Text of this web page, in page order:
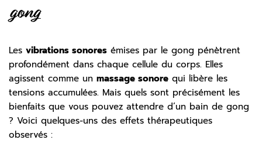
gong
Les vibrations sonores émises par le gong pénètrent
profondément dans chaque cellule du corps. Elles
agissent comme un massage sonore qui libère les
tensions accumulées. Mais quels sont précisément les
bienfaits que vous pouvez attendre d’un bain de gong
? Voici quelques-uns des effets thérapeutiques
observés :